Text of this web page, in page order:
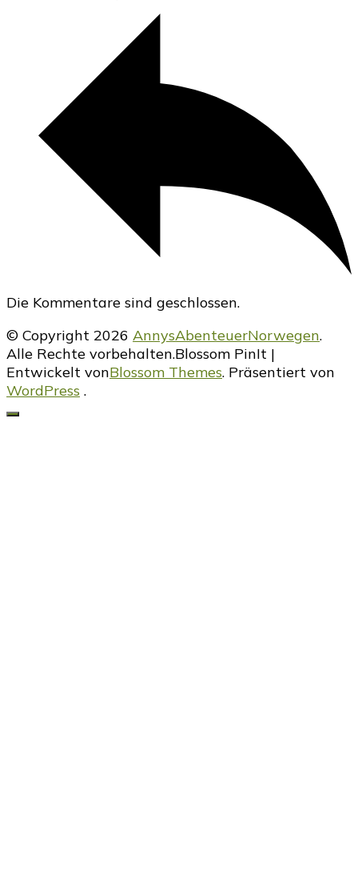
Die Kommentare sind geschlossen.
© Copyright 2026 AnnysAbenteuerNorwegen.
Alle Rechte vorbehalten.Blossom PinIt |
Entwickelt vonBlossom Themes. Präsentiert von
WordPress .